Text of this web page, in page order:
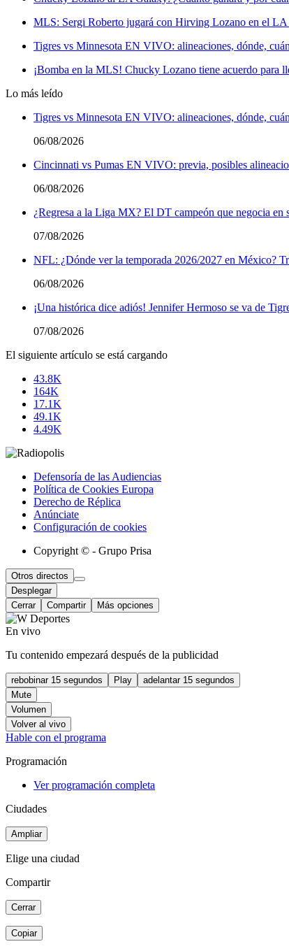
MLS: Sergi Roberto jugará con Hirving Lozano en el
Tigres vs Minnesota EN VIVO: alineaciones, dónde,
¡Bomba en la MLS! Chucky Lozano tiene acuerdo para
Lo más leído
Tigres vs Minnesota EN VIVO: alineaciones, dónde,
06/08/2026
Cincinnati vs Pumas EN VIVO: previa, posibles
06/08/2026
¿Regresa a la Liga MX? El DT campeón que negocia en
07/08/2026
NFL: ¿Dónde ver la temporada 2026/2027 en México?
06/08/2026
¡Una histórica dice adiós! Jennifer Hermoso se va de
07/08/2026
El siguiente artículo se está cargando
43.8K
164K
17.1K
49.1K
4.49K
Defensoría de las Audiencias
Política de Cookies Europa
Derecho de Réplica
Anúnciate
Configuración de cookies
Copyright © - Grupo Prisa
Otros directos
Desplegar
Cerrar
Compartir Más opciones
En vivo
Tu contenido empezará después de la publicidad
rebobinar 15 segundos Play
adelantar 15 segundos
Mute
Volumen
Volver al vivo
Hable con el programa
Programación
Ver programación completa
Ciudades
Ampliar
Elige una ciudad
Compartir
Cerrar
Copiar